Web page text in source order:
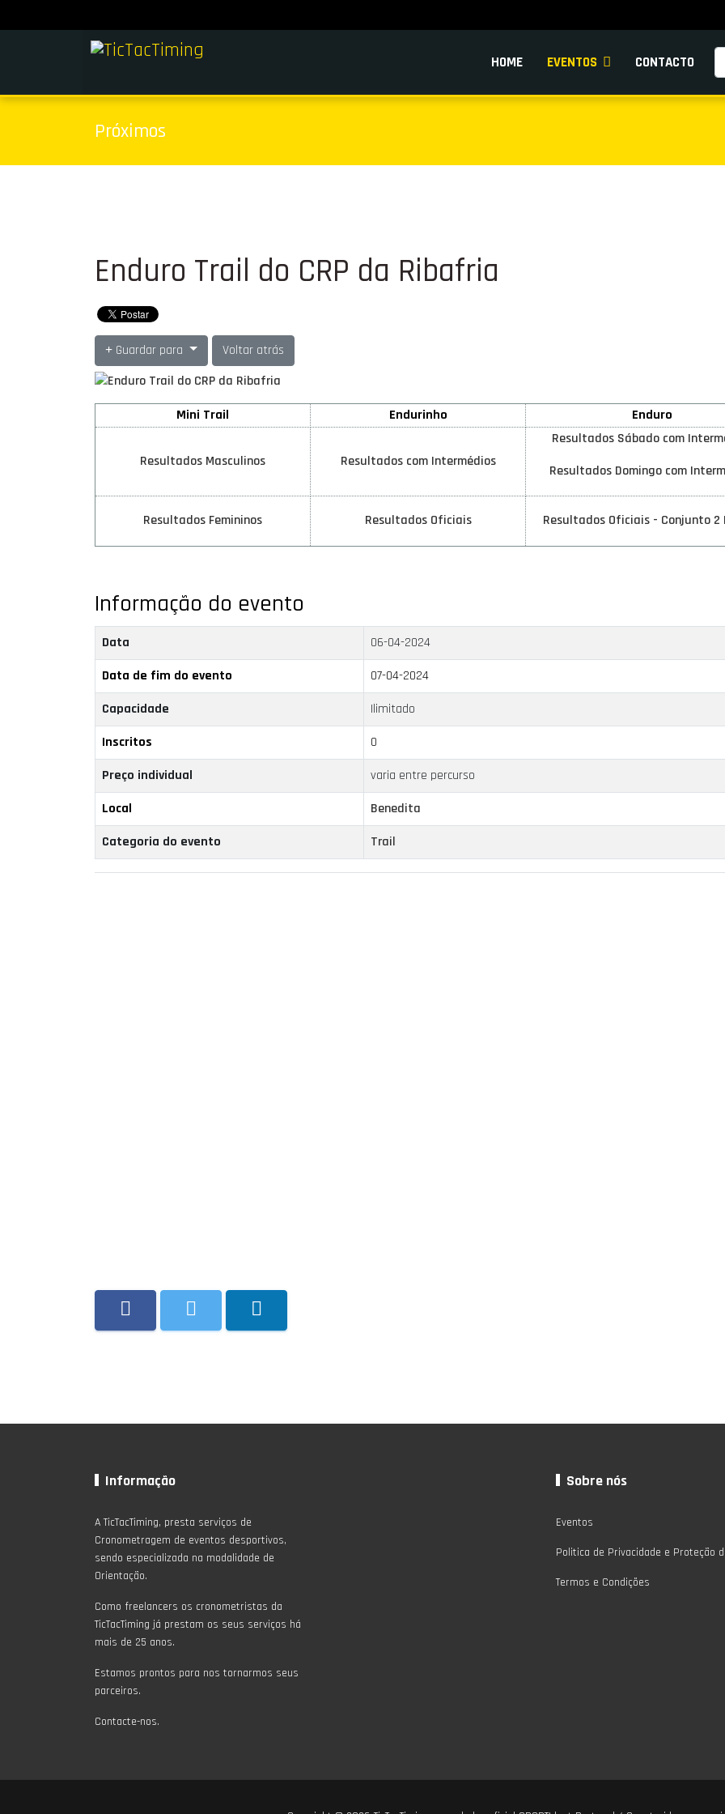
HOME EVENTOS CONTACTO
Próximos
Enduro Trail do CRP da Ribafria
Guardar para Voltar atrás
Mini Trail Endurinho Enduro
Resultados Masculinos Resultados com Intermédios
Resultados Sábado com
Resultados Domingo com
Resultados Femininos Resultados Oficiais Resultados Oficiais - Conjunto 2
Informação do evento
Data
06-04-2024
Data de fim do evento
07-04-2024
Capacidade
Ilimitado
Inscritos
0
Preço individual
varia entre percurso
Local
Benedita
Categoria do evento
Trail
Informação
A TicTacTiming, presta serviços de
Cronometragem de eventos desportivos,
sendo especializada na modalidade de
Orientação.
Como freelancers os cronometristas da
TicTacTiming já prestam os seus serviços há
mais de 25 anos.
Estamos prontos para nos tornarmos seus
parceiros.
Contacte-nos.
Sobre nós
Eventos
Politica de Privacidade e Proteção
Termos e Condições